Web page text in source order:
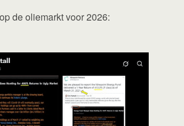
de oliemarkt voor 2026: